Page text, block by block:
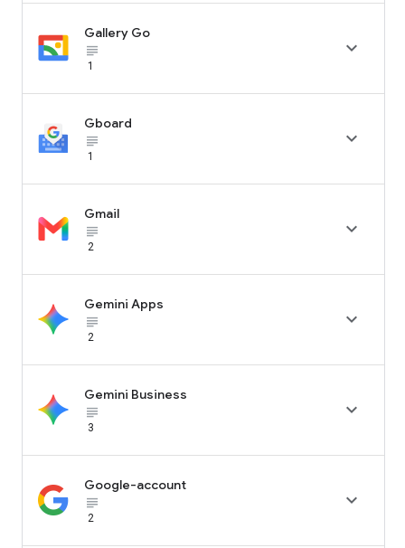
Gallery Go
subject_black
1

Gboard
subject_black
1

Gmail
subject_black
2

Gemini Apps
subject_black
2

Gemini Business
subject_black
3

Google-account
subject_black
2
